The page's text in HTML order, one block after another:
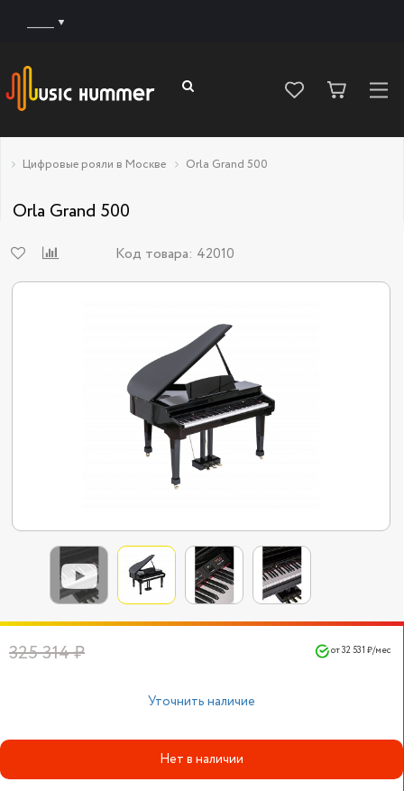
Цифровые рояли в Москве Orla Grand 500
Orla Grand 500
Код товара: 42010
325 314 ₽ от 32 531 ₽/мес
Уточнить наличие
Нет в наличии